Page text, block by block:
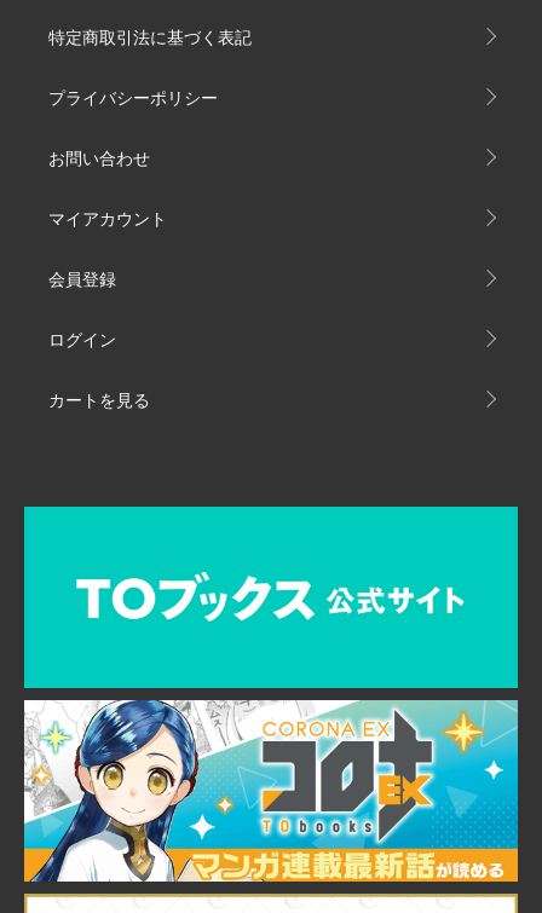
特定商取引法に基づく表記
プライバシーポリシー
お問い合わせ
マイアカウント
会員登録
ログイン
カートを見る